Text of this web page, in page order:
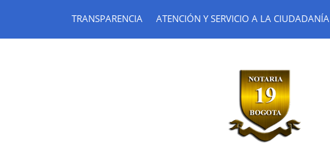
TRANSPARENCIA ATENCIÓN Y SERVICIO A LA CIUDADANÍA